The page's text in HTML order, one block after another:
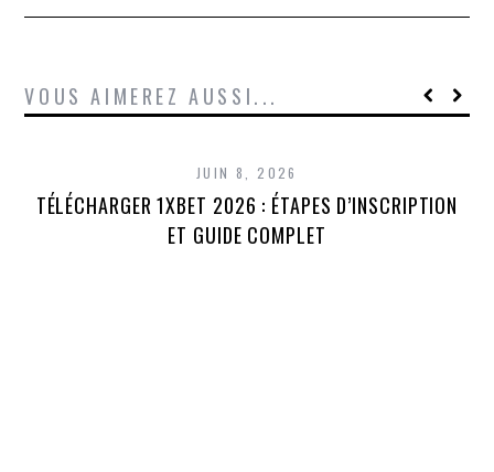
VOUS AIMEREZ AUSSI...
JUIN 8, 2026
TÉLÉCHARGER 1XBET 2026 : ÉTAPES D’INSCRIPTION
ET GUIDE COMPLET